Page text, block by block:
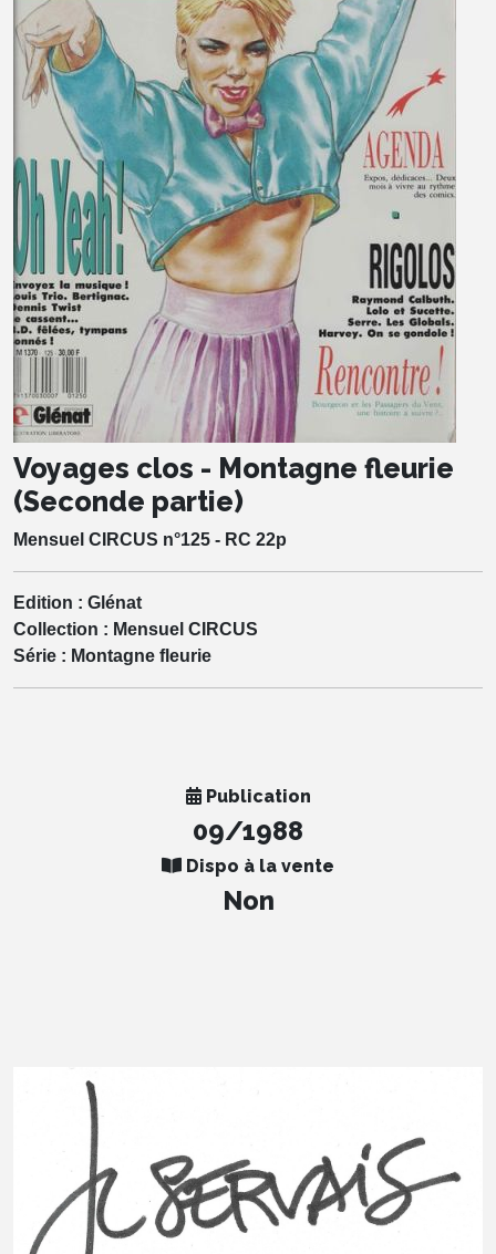
Voyages clos - Montagne fleurie
(Seconde partie)
Mensuel CIRCUS n°125 - RC 22p
Edition : Glénat
Collection : Mensuel CIRCUS
Série : Montagne fleurie
Publication
09/1988
Dispo à la vente
Non